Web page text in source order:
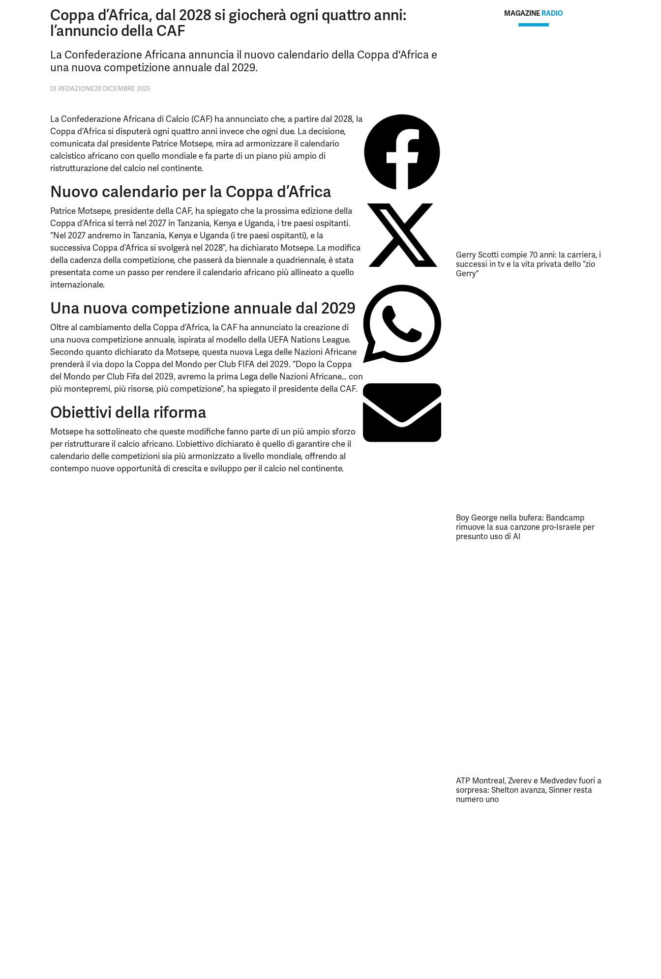
Coppa d’Africa, dal 2028 si giocherà ogni quattro anni:
l’annuncio della CAF
La Confederazione Africana annuncia il nuovo calendario della Coppa d'Africa e
una nuova competizione annuale dal 2029.
DI REDAZIONE20 DICEMBRE 2025
La Confederazione Africana di Calcio (CAF) ha annunciato che, a partire dal 2028, la
Coppa d’Africa si disputerà ogni quattro anni invece che ogni due. La decisione,
comunicata dal presidente Patrice Motsepe, mira ad armonizzare il calendario
calcistico africano con quello mondiale e fa parte di un piano più ampio di
ristrutturazione del calcio nel continente.
Nuovo calendario per la Coppa d’Africa
Patrice Motsepe, presidente della CAF, ha spiegato che la prossima edizione della
Coppa d’Africa si terrà nel 2027 in Tanzania, Kenya e Uganda, i tre paesi ospitanti.
“Nel 2027 andremo in Tanzania, Kenya e Uganda (i tre paesi ospitanti), e la
successiva Coppa d’Africa si svolgerà nel 2028”, ha dichiarato Motsepe. La modifica
della cadenza della competizione, che passerà da biennale a quadriennale, è stata
presentata come un passo per rendere il calendario africano più allineato a quello
internazionale.
Una nuova competizione annuale dal 2029
Oltre al cambiamento della Coppa d’Africa, la CAF ha annunciato la creazione di
una nuova competizione annuale, ispirata al modello della UEFA Nations League.
Secondo quanto dichiarato da Motsepe, questa nuova Lega delle Nazioni Africane
prenderà il via dopo la Coppa del Mondo per Club FIFA del 2029. “Dopo la Coppa
del Mondo per Club Fifa del 2029, avremo la prima Lega delle Nazioni Africane… con
più montepremi, più risorse, più competizione”, ha spiegato il presidente della CAF.
Obiettivi della riforma
Motsepe ha sottolineato che queste modifiche fanno parte di un più ampio sforzo
per ristrutturare il calcio africano. L’obiettivo dichiarato è quello di garantire che il
calendario delle competizioni sia più armonizzato a livello mondiale, offrendo al
contempo nuove opportunità di crescita e sviluppo per il calcio nel continente.
MAGAZINE RADIO
Gerry Scotti compie 70 anni: la carriera, i
successi in tv e la vita privata dello “zio
Gerry”
Boy George nella bufera: Bandcamp
rimuove la sua canzone pro-Israele per
presunto uso di AI
ATP Montreal, Zverev e Medvedev fuori a
sorpresa: Shelton avanza, Sinner resta
numero uno